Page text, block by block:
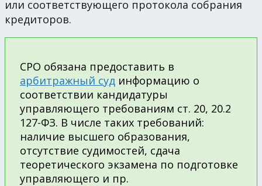
или соответствующего протокола собрания
кредиторов.
СРО обязана предоставить в
арбитражный суд информацию о
соответствии кандидатуры
управляющего требованиям ст. 20, 20.2
127-ФЗ. В числе таких требований:
наличие высшего образования,
отсутствие судимостей, сдача
теоретического экзамена по подготовке
управляющего и пр.